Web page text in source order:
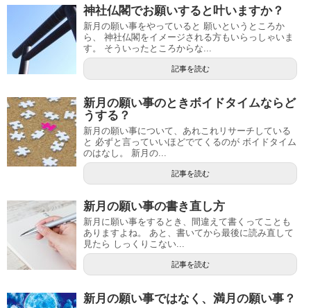
神社仏閣でお願いすると叶いますか？
新月の願い事をやっていると 願いというところか
ら、 神社仏閣をイメージされる方もいらっしゃいま
す。 そういったところからな...
記事を読む
新月の願い事のときボイドタイムならど
うする？
新月の願い事について、あれこれリサーチしている
と 必ずと言っていいほどでてくるのが ボイドタイム
のはなし。 新月の...
記事を読む
新月の願い事の書き直し方
新月に願い事をするとき、間違えて書くってことも
ありますよね。 あと、書いてから最後に読み直して
見たら しっくりこない...
記事を読む
新月の願い事ではなく、満月の願い事？